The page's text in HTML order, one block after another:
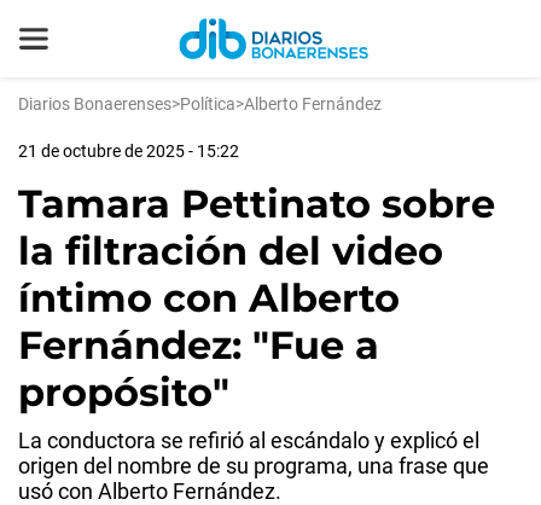
Diarios Bonaerenses>Política>Alberto Fernández
21 de octubre de 2025 - 15:22
Tamara Pettinato sobre
la filtración del video
íntimo con Alberto
Fernández: "Fue a
propósito"
La conductora se refirió al escándalo y explicó el
origen del nombre de su programa, una frase que
usó con Alberto Fernández.